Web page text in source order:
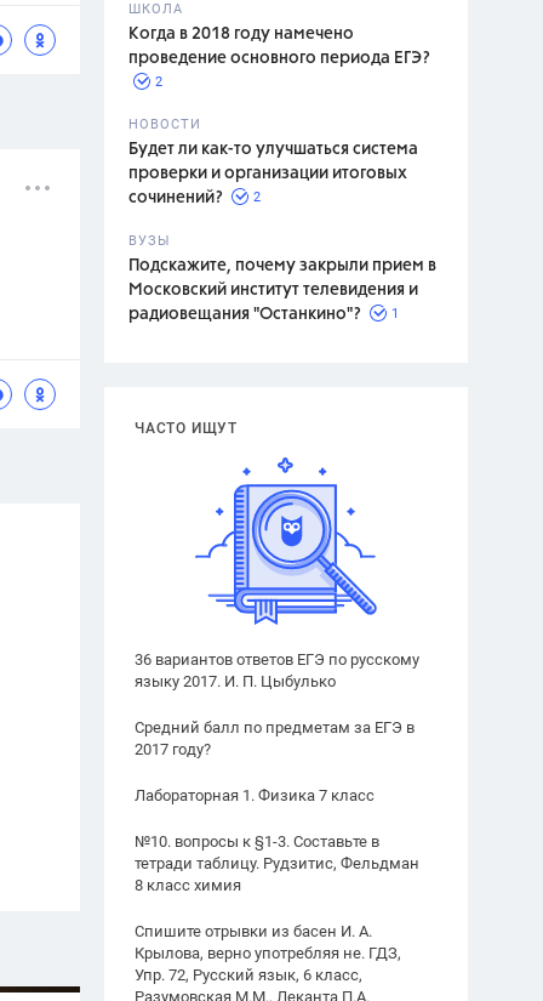
ШКОЛА
Когда в 2018 году намечено
проведение основного периода ЕГЭ?
2
НОВОСТИ
Будет ли как-то улучшаться система
проверки и организации итоговых
сочинений?
2
ВУЗЫ
Подскажите, почему закрыли прием в
Московский институт телевидения и
радиовещания "Останкино"?
1
ЧАСТО ИЩУТ
36 вариантов ответов ЕГЭ по русскому
языку 2017. И. П. Цыбулько
Средний балл по предметам за ЕГЭ в
2017 году?
Лабораторная 1. Физика 7 класс
№10. вопросы к §1-3. Составьте в
тетради таблицу. Рудзитис, Фельдман
8 класс химия
Спишите отрывки из басен И. А.
Крылова, верно употребляя не. ГДЗ,
Упр. 72, Русский язык, 6 класс,
Разумовская М.М., Леканта П.А.